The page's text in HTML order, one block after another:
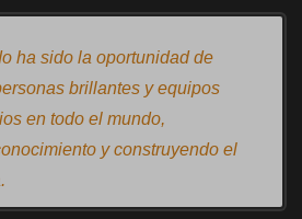
ha sido la oportunidad de
brillantes y equipos
en todo el mundo,
y construyendo el